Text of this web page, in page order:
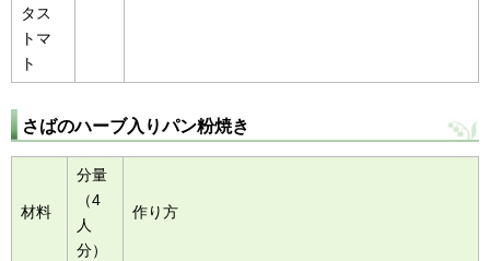
タス
トマ
ト
さばのハーブ入りパン粉焼き
材料
分量
（4
人
分）
作り方